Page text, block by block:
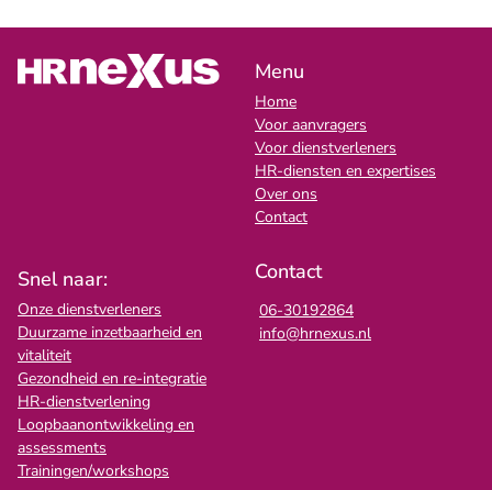
Menu
Home
Voor aanvragers
Voor dienstverleners
HR-diensten en expertises
Over ons
Contact
Snel naar:
Onze dienstverleners
Duurzame inzetbaarheid en
vitaliteit
Gezondheid en re-integratie
HR-dienstverlening
Loopbaanontwikkeling en
assessments
Trainingen/workshops
Contact
06-30192864
info@hrnexus.nl